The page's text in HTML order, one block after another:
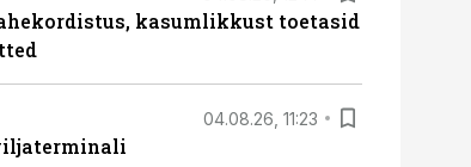
kasumlikkust toetasid
04.08.26, 11:23